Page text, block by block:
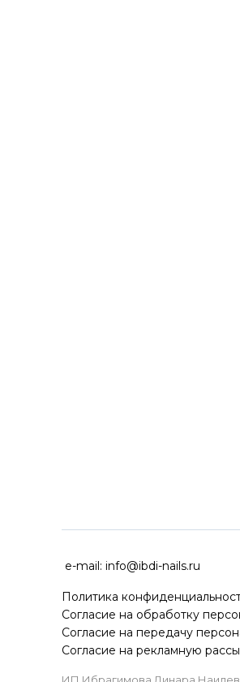
e-mail: info@ibdi-nails.ru
Политика
Согласие на обработку
Согласие на передачу
Согласие на рекламную